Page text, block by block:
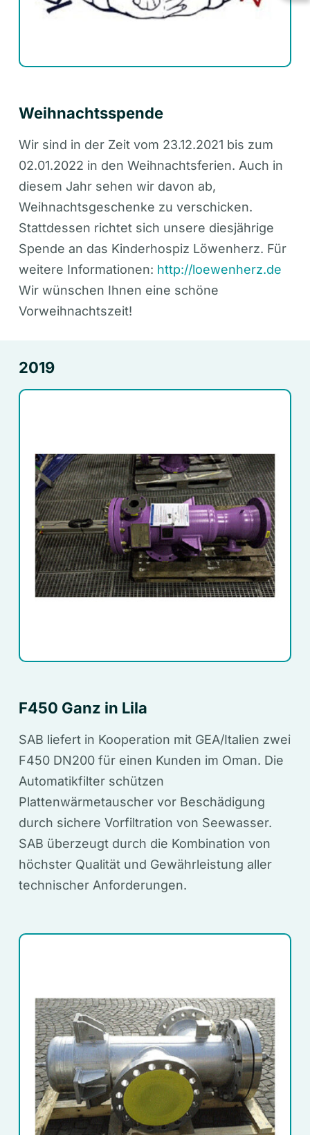
Weihnachtsspende
Wir sind in der Zeit vom 23.12.2021 bis zum
02.01.2022 in den Weihnachtsferien. Auch in
diesem Jahr sehen wir davon ab,
Weihnachtsgeschenke zu verschicken.
Stattdessen richtet sich unsere diesjährige
Spende an das Kinderhospiz Löwenherz. Für
weitere Informationen: http://loewenherz.de
Wir wünschen Ihnen eine schöne
Vorweihnachtszeit!
2019
F450 Ganz in Lila
SAB liefert in Kooperation mit GEA/Italien zwei
F450 DN200 für einen Kunden im Oman. Die
Automatikfilter schützen
Plattenwärmetauscher vor Beschädigung
durch sichere Vorfiltration von Seewasser.
SAB überzeugt durch die Kombination von
höchster Qualität und Gewährleistung aller
technischer Anforderungen.